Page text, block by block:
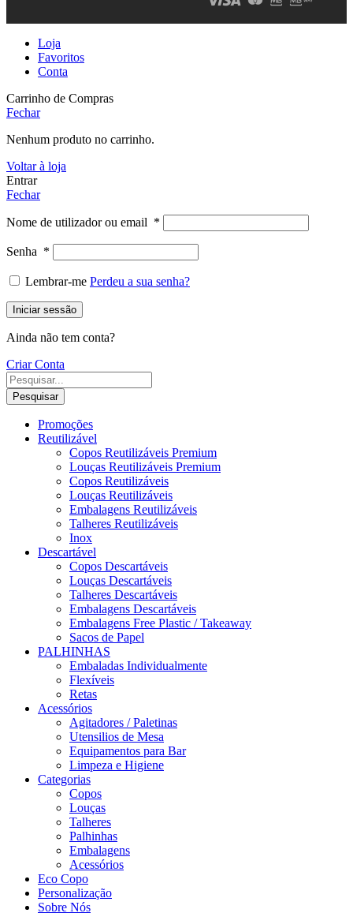
Loja
Favoritos
Conta
Carrinho de Compras
Fechar
Nenhum produto no carrinho.
Voltar à loja
Entrar
Fechar
Nome de utilizador ou email *
Senha *
Lembrar-me Perdeu a sua senha?
Iniciar sessão
Ainda não tem conta?
Criar Conta
Pesquisar
Promoções
Reutilizável
Copos Reutilizáveis Premium
Louças Reutilizáveis Premium
Copos Reutilizáveis
Louças Reutilizáveis
Embalagens Reutilizáveis
Talheres Reutilizáveis
Inox
Descartável
Copos Descartáveis
Louças Descartáveis
Talheres Descartáveis
Embalagens Descartáveis
Embalagens Free Plastic / Takeaway
Sacos de Papel
PALHINHAS
Embaladas Individualmente
Flexíveis
Retas
Acessórios
Agitadores / Paletinas
Utensilios de Mesa
Equipamentos para Bar
Limpeza e Higiene
Categorias
Copos
Louças
Talheres
Palhinhas
Embalagens
Acessórios
Eco Copo
Personalização
Sobre Nós